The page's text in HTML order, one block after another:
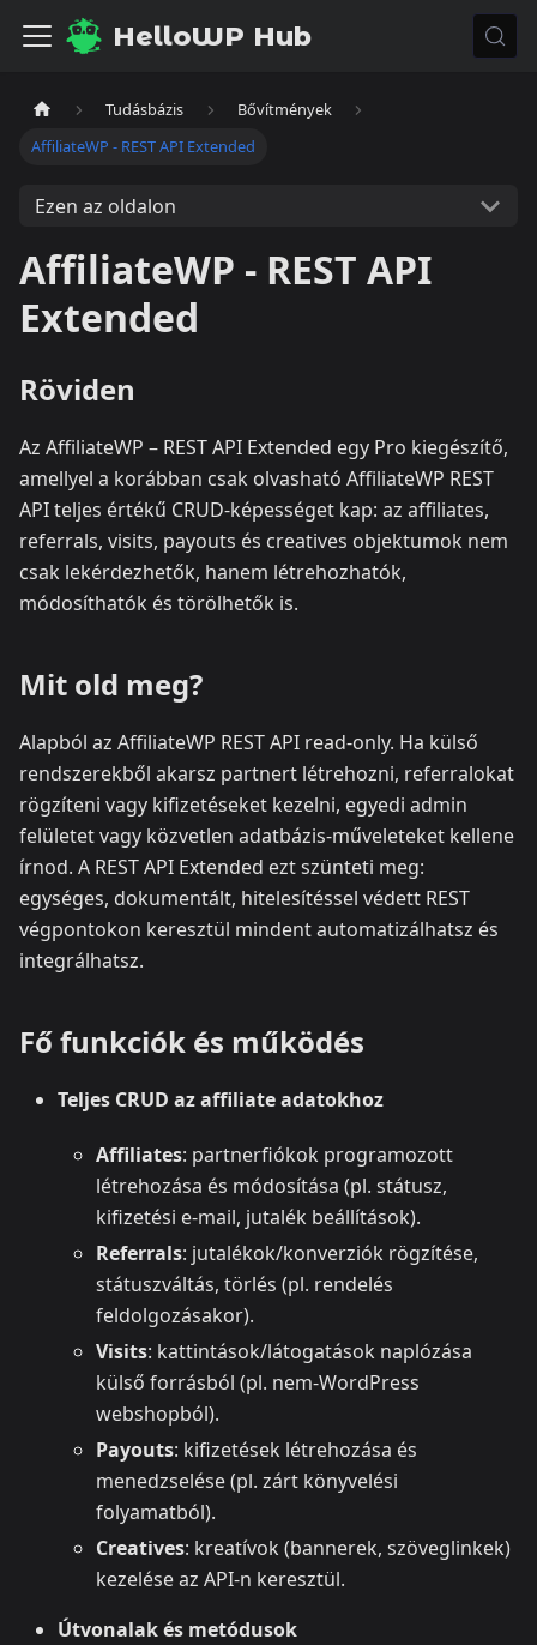
HelloWP Hub
Tudásbázis
Bővítmények
AffiliateWP - REST API Extended
Ezen az oldalon
AffiliateWP - REST API
Extended
Röviden
Az AffiliateWP – REST API Extended egy Pro kiegészítő,
amellyel a korábban csak olvasható AffiliateWP REST
API teljes értékű CRUD-képességet kap: az affiliates,
referrals, visits, payouts és creatives objektumok nem
csak lekérdezhetők, hanem létrehozhatók,
módosíthatók és törölhetők is.
Mit old meg?
Alapból az AffiliateWP REST API read-only. Ha külső
rendszerekből akarsz partnert létrehozni, referralokat
rögzíteni vagy kifizetéseket kezelni, egyedi admin
felületet vagy közvetlen adatbázis-műveleteket kellene
írnod. A REST API Extended ezt szünteti meg:
egységes, dokumentált, hitelesítéssel védett REST
végpontokon keresztül mindent automatizálhatsz és
integrálhatsz.
Fő funkciók és működés
Teljes CRUD az affiliate adatokhoz
Affiliates: partnerfiókok programozott
létrehozása és módosítása (pl. státusz,
kifizetési e‑mail, jutalék beállítások).
Referrals: jutalékok/konverziók rögzítése,
státuszváltás, törlés (pl. rendelés
feldolgozásakor).
Visits: kattintások/látogatások naplózása
külső forrásból (pl. nem‑WordPress
webshopból).
Payouts: kifizetések létrehozása és
menedzselése (pl. zárt könyvelési
folyamatból).
Creatives: kreatívok (bannerek, szöveglinkek)
kezelése az API-n keresztül.
Útvonalak és metódusok